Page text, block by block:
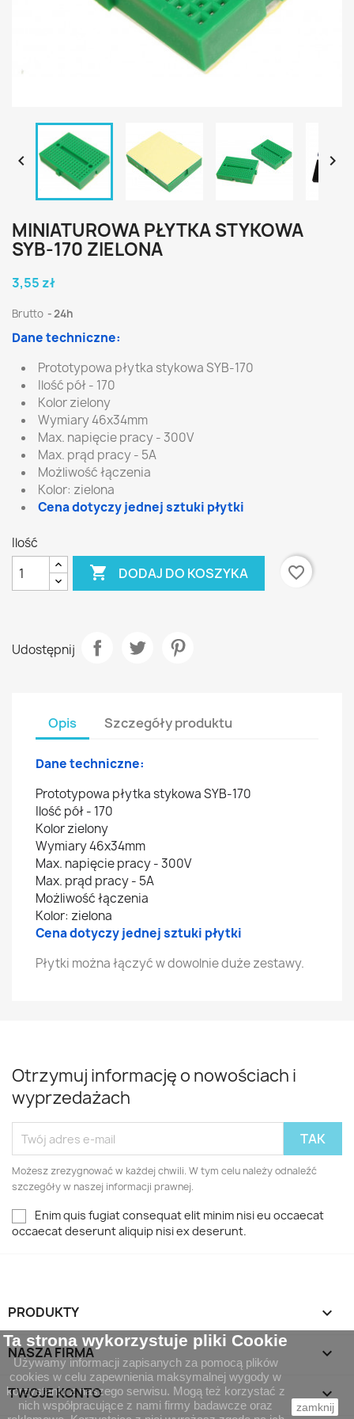
 
MINIATUROWA PŁYTKA STYKOWA
SYB-170 ZIELONA
3,55 zł
Brutto 24h
Dane techniczne:
Prototypowa płytka stykowa SYB-170
Ilość pół - 170
Kolor zielony
Wymiary 46x34mm
Max. napięcie pracy - 300V
Max. prąd pracy - 5A
Możliwość łączenia
Kolor: zielona
Cena dotyczy jednej sztuki płytki
Ilość
 DODAJ DO KOSZYKA favorite_border
Udostępnij
Opis Szczegóły produktu
Dane techniczne:
Prototypowa płytka stykowa SYB-170
Ilość pół - 170
Kolor zielony
Wymiary 46x34mm
Max. napięcie pracy - 300V
Max. prąd pracy - 5A
Możliwość łączenia
Kolor: zielona
Cena dotyczy jednej sztuki płytki
Płytki można łączyć w dowolnie duże zestawy.
Otrzymuj informację o nowościach i
wyprzedażach
Możesz zrezygnować w każdej chwili. W tym celu należy odnaleźć
szczegóły w naszej informacji prawnej.
Enim quis fugiat consequat elit minim nisi eu occaecat
occaecat deserunt aliquip nisi ex deserunt.
PRODUKTY 
NASZA FIRMA 
TWOJE KONTO 
Ta strona wykorzystuje pliki Cookie
Używamy informacji zapisanych za pomocą plików
cookies w celu zapewnienia maksymalnej wygody w
korzystaniu z naszego serwisu. Mogą też korzystać z
nich współpracujące z nami firmy badawcze oraz
zamknij